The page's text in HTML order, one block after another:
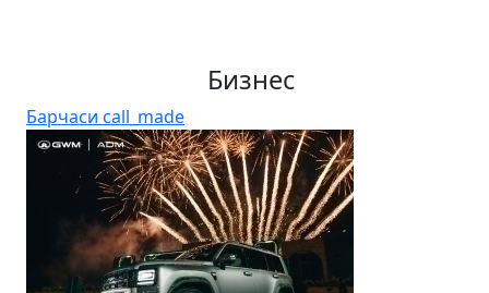
Бизнес
Барчаси call_made